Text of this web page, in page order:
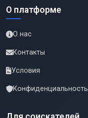
О платформе
О нас
Контакты
Условия
Конфиденциальность